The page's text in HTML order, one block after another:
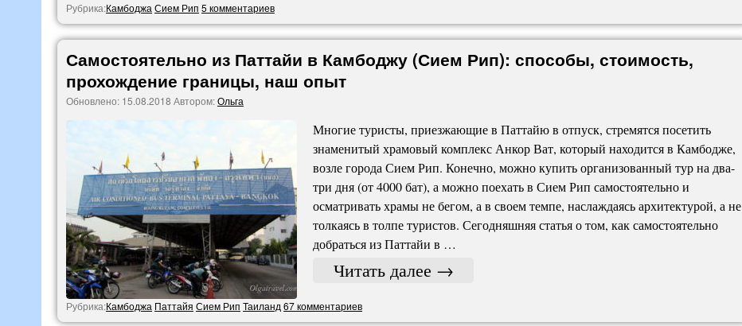
Рубрика:Камбоджа Сием Рип 5 комментариев
Самостоятельно из Паттайи в Камбоджу (Сием Рип): способы, стоимость,
прохождение границы, наш опыт
Обновлено: 15.08.2018 Автором:Ольга
Многие туристы, приезжающие в Паттайю в отпуск, стремятся посетить
знаменитый храмовый комплекс Анкор Ват, который находится в Камбодже,
возле города Сием Рип. Конечно, можно купить организованный тур на два-
три дня (от 4000 бат), а можно поехать в Сием Рип самостоятельно и
осматривать храмы не бегом, а в своем темпе, наслаждаясь архитектурой, а не
толкаясь в толпе туристов. Сегодняшняя статья о том, как самостоятельно
добраться из Паттайи в …
Читать далее →
Рубрика:Камбоджа Паттайя Сием Рип Таиланд 67 комментариев